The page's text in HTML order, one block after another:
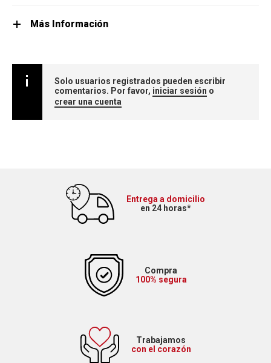
Más Información
Solo usuarios registrados pueden escribir
comentarios. Por favor, iniciar sesión o
crear una cuenta
Entrega a domicilio
en 24 horas*
Compra
100% segura
Trabajamos
con el corazón